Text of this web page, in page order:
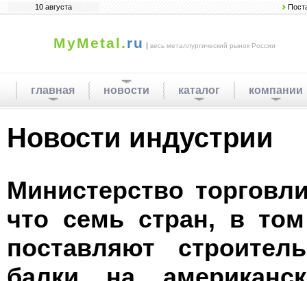
10 августа
MyMetal.ru | весь металлургический рынок России
главная новости каталог компании
Новости индустрии
Министерство
что семь стран, в
поставляют